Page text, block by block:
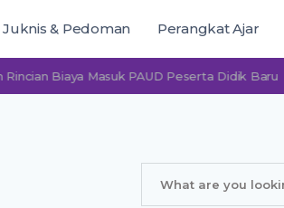
Juknis & Pedoman Perangkat Ajar
Biaya Masuk PAUD Peserta Didik Baru